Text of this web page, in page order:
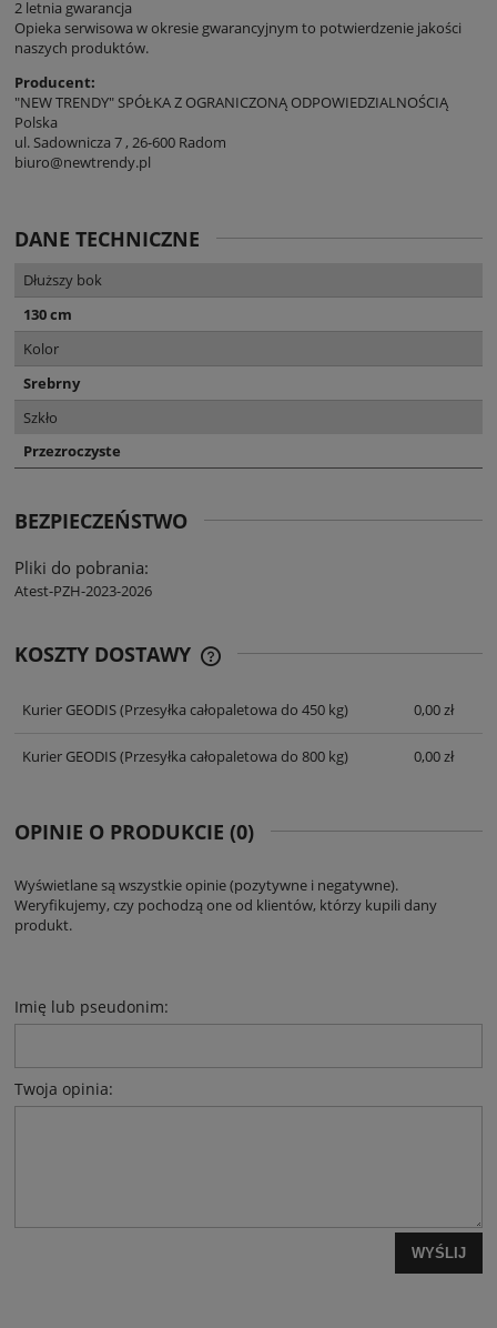
2 letnia gwarancja
Opieka serwisowa w okresie gwarancyjnym to potwierdzenie jakości
naszych produktów.
Producent:
"NEW TRENDY" SPÓŁKA Z OGRANICZONĄ ODPOWIEDZIALNOŚCIĄ
Polska
ul. Sadownicza 7 , 26-600 Radom
biuro@newtrendy.pl
DANE TECHNICZNE
Dłuższy bok
130 cm
Kolor
Srebrny
Szkło
Przezroczyste
BEZPIECZEŃSTWO
Pliki do pobrania:
Atest-PZH-2023-2026
KOSZTY DOSTAWY
Kurier GEODIS(Przesyłka całopaletowa do 450 kg) 0,00 zł
Kurier GEODIS(Przesyłka całopaletowa do 800 kg) 0,00 zł
OPINIE O PRODUKCIE (0)
Wyświetlane są wszystkie opinie (pozytywne i negatywne).
Weryfikujemy, czy pochodzą one od klientów, którzy kupili dany
produkt.
Imię lub pseudonim:
Twoja opinia:
WYŚLIJ